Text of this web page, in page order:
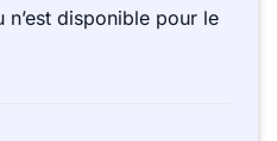
n’est disponible pour le